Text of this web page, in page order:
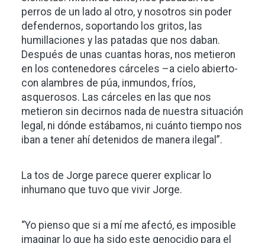
perros de un lado al otro, y nosotros sin poder
defendernos, soportando los gritos, las
humillaciones y las patadas que nos daban.
Después de unas cuantas horas, nos metieron
en los contenedores cárceles –a cielo abierto-
con alambres de púa, inmundos, fríos,
asquerosos. Las cárceles en las que nos
metieron sin decirnos nada de nuestra situación
legal, ni dónde estábamos, ni cuánto tiempo nos
iban a tener ahí detenidos de manera ilegal”.
La tos de Jorge parece querer explicar lo
inhumano que tuvo que vivir Jorge.
“Yo pienso que si a mí me afectó, es imposible
imaginar lo que ha sido este genocidio para el